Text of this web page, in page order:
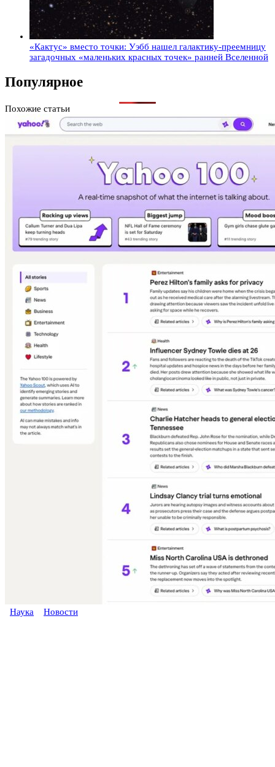
«Кактус» вместо точки: Уэбб нашел галактику-преемницу
загадочных «маленьких красных точек» ранней Вселенной
Популярное
Похожие статьи
Наука Новости